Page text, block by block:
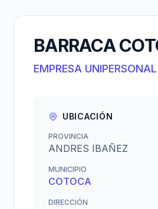
BARRACA
EMPRESA UNIPERSONAL
UBICACIÓN
PROVINCIA
ANDRES IBAÑEZ
MUNICIPIO
COTOCA
DIRECCIÓN